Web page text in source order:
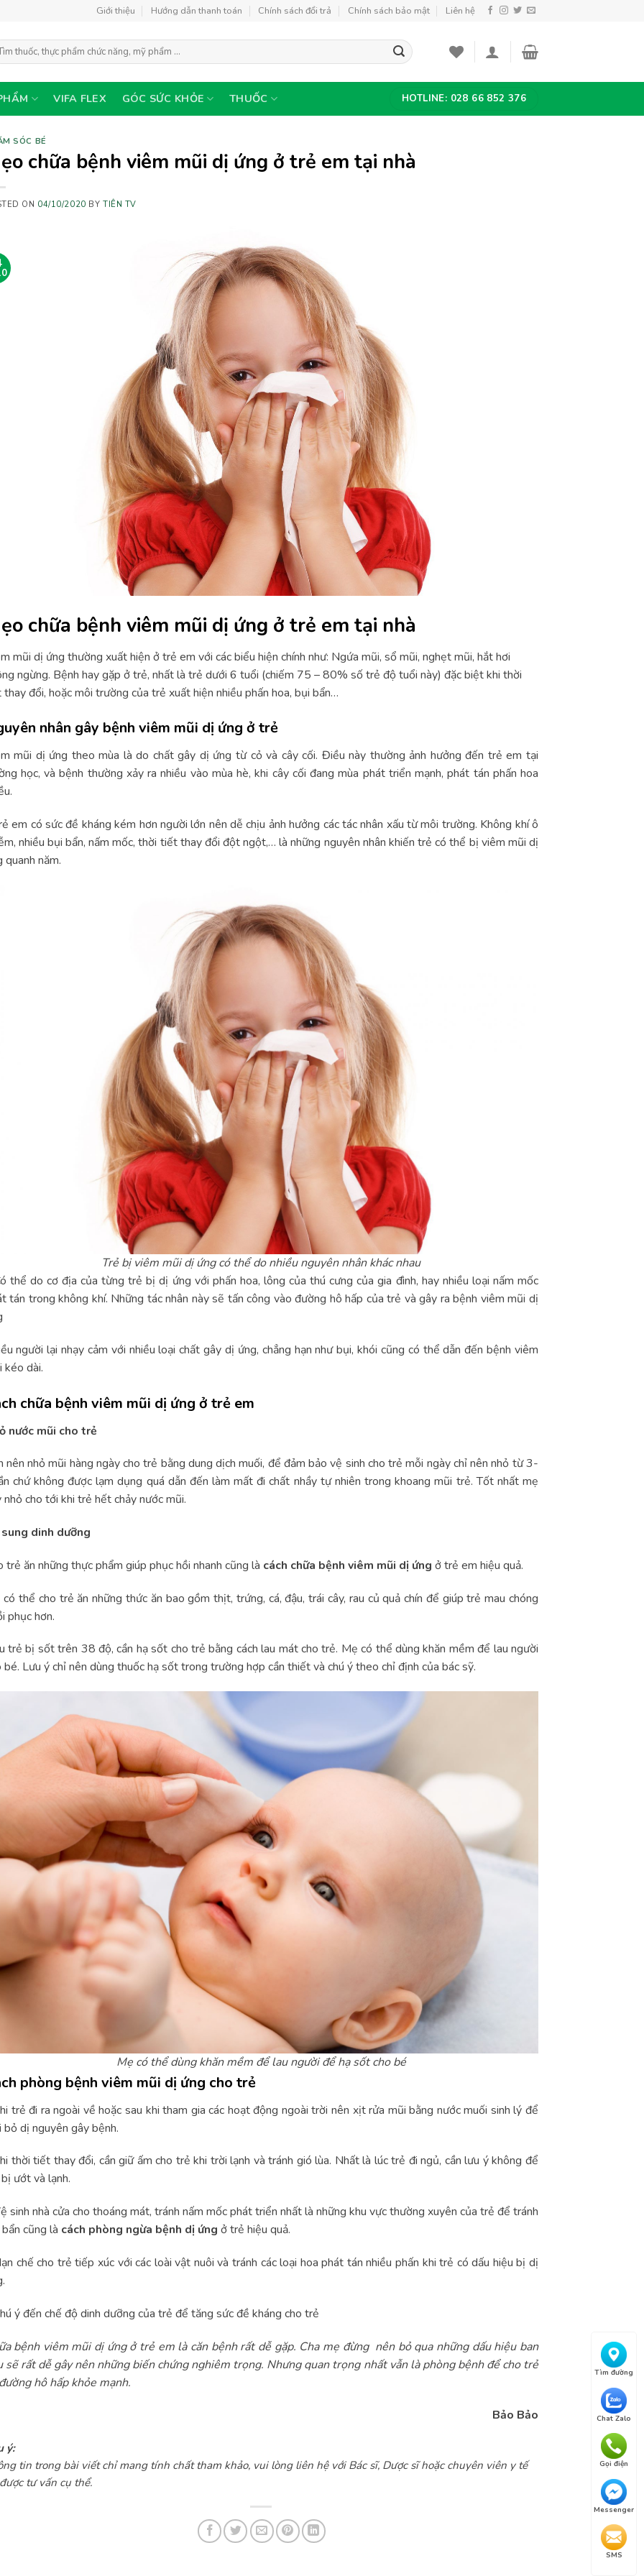
Tìm đường
Chat Zalo
Gọi điện
Messenger
SMS
Giới thiệu Hướng dẫn thanh toán Chính sách đổi trả Chính sách bảo mật Liên hệ
VIFA FLEX GÓC SỨC KHỎE THUỐC HOTLINE: 028 66 852 376
SÓC BÉ
chữa bệnh viêm mũi dị ứng ở trẻ em tại nhà
ON 04/10/2020 BY TIÊN TV
chữa bệnh viêm mũi dị ứng ở trẻ em tại nhà
mũi dị ứng thường xuất hiện ở trẻ em với các biểu hiện chính như: Ngứa mũi, sổ mũi, nghẹt mũi, hắt hơi
ngừng. Bệnh hay gặp ở trẻ, nhất là trẻ dưới 6 tuổi (chiếm 75 – 80% số trẻ độ tuổi này) đặc biệt khi thời
đổi, hoặc môi trường của trẻ xuất hiện nhiều phấn hoa, bụi bẩn…
nhân gây bệnh viêm mũi dị ứng ở trẻ
mũi dị ứng theo mùa là do chất gây dị ứng từ cỏ và cây cối. Điều này thường ảnh hưởng đến trẻ em tại
học, và bệnh thường xảy ra nhiều vào mùa hè, khi cây cối đang mùa phát triển mạnh, phát tán phấn hoa
em có sức đề kháng kém hơn người lớn nên dễ chịu ảnh hưởng các tác nhân xấu từ môi trường. Không khí ô
nhiều bụi bẩn, nấm mốc, thời tiết thay đổi đột ngột,… là những nguyên nhân khiến trẻ có thể bị viêm mũi dị
quanh năm.
Trẻ bị viêm mũi dị ứng có thể do nhiều nguyên nhân khác nhau
thể do cơ địa của từng trẻ bị dị ứng với phấn hoa, lông của thú cưng của gia đình, hay nhiều loại nấm mốc
tán trong không khí. Những tác nhân này sẽ tấn công vào đường hô hấp của trẻ và gây ra bệnh viêm mũi dị
người lại nhạy cảm với nhiều loại chất gây dị ứng, chẳng hạn như bụi, khói cũng có thể dẫn đến bệnh viêm
kéo dài.
chữa bệnh viêm mũi dị ứng ở trẻ em
nước mũi cho trẻ
nên nhỏ mũi hàng ngày cho trẻ bằng dung dịch muối, để đảm bảo vệ sinh cho trẻ mỗi ngày chỉ nên nhỏ từ 3-
chứ không được lạm dụng quá dẫn đến làm mất đi chất nhầy tự nhiên trong khoang mũi trẻ. Tốt nhất mẹ
nhỏ cho tới khi trẻ hết chảy nước mũi.
dinh dưỡng
trẻ ăn những thực phẩm giúp phục hồi nhanh cũng là cách chữa bệnh viêm mũi dị ứng ở trẻ em hiệu quả.
thể cho trẻ ăn những thức ăn bao gồm thịt, trứng, cá, đậu, trái cây, rau củ quả chín để giúp trẻ mau chóng
phục hơn.
trẻ bị sốt trên 38 độ, cần hạ sốt cho trẻ bằng cách lau mát cho trẻ. Mẹ có thể dùng khăn mềm để lau người
bé. Lưu ý chỉ nên dùng thuốc hạ sốt trong trường hợp cần thiết và chú ý theo chỉ định của bác sỹ.
Mẹ có thể dùng khăn mềm để lau người để hạ sốt cho bé
phòng bệnh viêm mũi dị ứng cho trẻ
trẻ đi ra ngoài về hoặc sau khi tham gia các hoạt động ngoài trời nên xịt rửa mũi bằng nước muối sinh lý để
bỏ dị nguyên gây bệnh.
thời tiết thay đổi, cần giữ ấm cho trẻ khi trời lạnh và tránh gió lùa. Nhất là lúc trẻ đi ngủ, cần lưu ý không để
ướt và lạnh.
sinh nhà cửa cho thoáng mát, tránh nấm mốc phát triển nhất là những khu vực thường xuyên của trẻ để tránh
cũng là cách phòng ngừa bệnh dị ứng ở trẻ hiệu quả.
chế cho trẻ tiếp xúc với các loài vật nuôi và tránh các loại hoa phát tán nhiều phấn khi trẻ có dấu hiệu bị dị
ý đến chế độ dinh dưỡng của trẻ để tăng sức đề kháng cho trẻ
bệnh viêm mũi dị ứng ở trẻ em là căn bệnh rất dễ gặp. Cha mẹ đừng nên bỏ qua những dấu hiệu ban
sẽ rất dễ gây nên những biến chứng nghiêm trọng. Nhưng quan trọng nhất vẫn là phòng bệnh để cho trẻ
hô hấp khỏe mạnh.
Bảo Bảo
ý:
tin trong bài viết chỉ mang tính chất tham khảo, vui lòng liên hệ với Bác sĩ, Dược sĩ hoặc chuyên viên y tế
tư vấn cụ thể.